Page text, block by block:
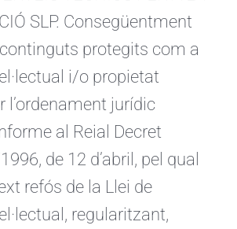
SLP. Consegüentment
protegits com a
i/o propietat
l’ordenament jurídic
al Reial Decret
de 12 d’abril, pel qual
refós de la Llei de
regularitzant,